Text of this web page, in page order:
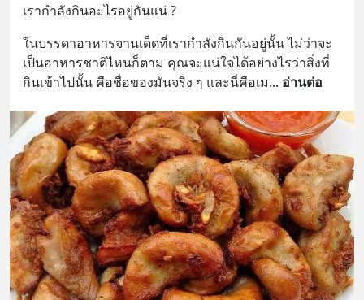
เรากำลังกินอะไรอยู่กันแน่ ?
ในบรรดาอาหารจานเด็ดที่เรากำลังกินกันอยู่นั้น ไม่ว่าจะ
เป็นอาหารชาติไหนก็ตาม คุณจะแน่ใจได้อย่างไรว่าสิ่งที่
กินเข้าไปนั้น คือชื่อของมันจริง ๆ และนี่คือเม... อ่านต่อ